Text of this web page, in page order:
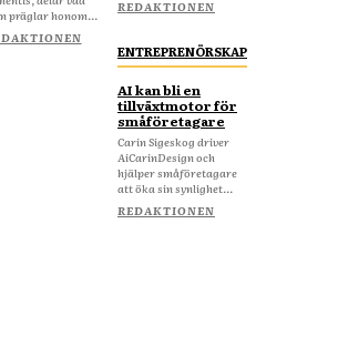
präglar honom...
REDAKTIONEN
ENTREPRENÖRSKAP
AI kan bli en
tillväxtmotor för
småföretagare
Carin Sigeskog driver
AiCarinDesign och
hjälper småföretagare
att öka sin synlighet...
REDAKTIONEN